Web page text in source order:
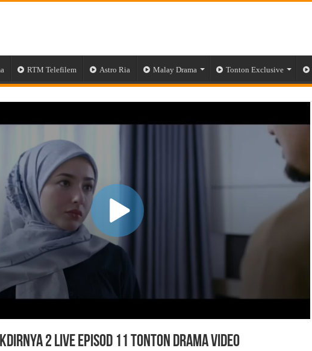
RTM Telefilem Astro Ria Malay Drama Tonton Exclusive
2 Live Episod 11 Tonton Drama Video